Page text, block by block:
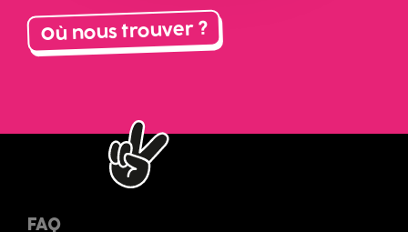
Où nous trouver ?
FAQ